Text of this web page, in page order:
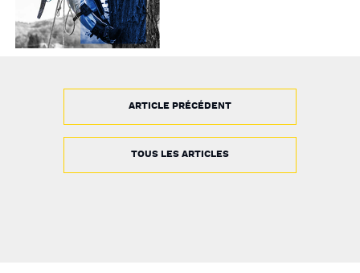
ARTICLE PRÉCÉDENT
TOUS LES ARTICLES